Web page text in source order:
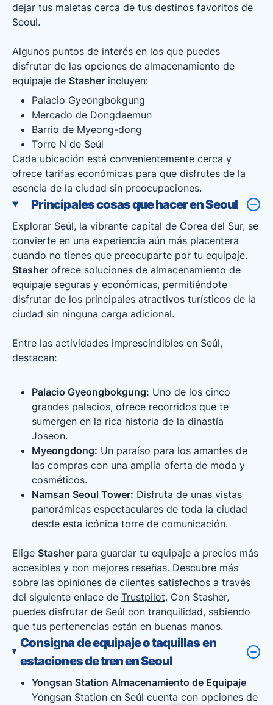
dejar tus maletas cerca de tus destinos favoritos de
Seoul.
Algunos puntos de interés en los que puedes
disfrutar de las opciones de almacenamiento de
equipaje de Stasher incluyen:
Palacio Gyeongbokgung
Mercado de Dongdaemun
Barrio de Myeong-dong
Torre N de Seúl
Cada ubicación está convenientemente cerca y
ofrece tarifas económicas para que disfrutes de la
esencia de la ciudad sin preocupaciones.
Principales cosas que hacer en Seoul
Explorar Seúl, la vibrante capital de Corea del Sur, se
convierte en una experiencia aún más placentera
cuando no tienes que preocuparte por tu equipaje.
Stasher ofrece soluciones de almacenamiento de
equipaje seguras y económicas, permitiéndote
disfrutar de los principales atractivos turísticos de la
ciudad sin ninguna carga adicional.
Entre las actividades imprescindibles en Seúl,
destacan:
Palacio Gyeongbokgung: Uno de los cinco
grandes palacios, ofrece recorridos que te
sumergen en la rica historia de la dinastía
Joseon.
Myeongdong: Un paraíso para los amantes de
las compras con una amplia oferta de moda y
cosméticos.
Namsan Seoul Tower: Disfruta de unas vistas
panorámicas espectaculares de toda la ciudad
desde esta icónica torre de comunicación.
Elige Stasher para guardar tu equipaje a precios más
accesibles y con mejores reseñas. Descubre más
sobre las opiniones de clientes satisfechos a través
del siguiente enlace de Trustpilot. Con Stasher,
puedes disfrutar de Seúl con tranquilidad, sabiendo
que tus pertenencias están en buenas manos.
Consigna de equipaje o taquillas en
estaciones de tren en Seoul
Yongsan Station Almacenamiento de Equipaje
Yongsan Station en Seúl cuenta con opciones de